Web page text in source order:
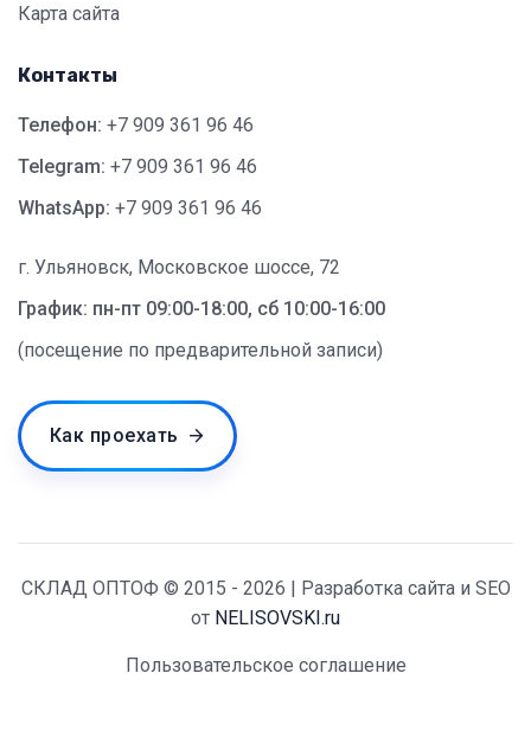
Карта сайта
Контакты
Телефон: +7 909 361 96 46
Telegram: +7 909 361 96 46
WhatsApp: +7 909 361 96 46
г. Ульяновск, Московское шоссе, 72
График: пн-пт 09:00-18:00, сб 10:00-16:00
(посещение по предварительной записи)
Как проехать
СКЛАД ОПТОФ © 2015 - 2026 | Разработка сайта и SEO
от NELISOVSKI.ru
Пользовательское соглашение